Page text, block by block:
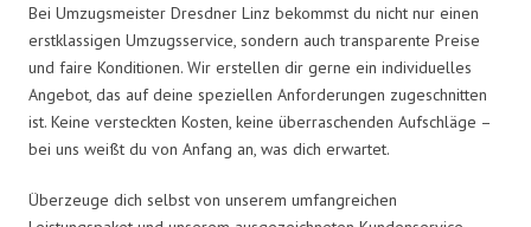
Bei Umzugsmeister Dresdner Linz bekommst du nicht nur einen
erstklassigen Umzugsservice, sondern auch transparente Preise
und faire Konditionen. Wir erstellen dir gerne ein individuelles
Angebot, das auf deine speziellen Anforderungen zugeschnitten
ist. Keine versteckten Kosten, keine überraschenden Aufschläge –
bei uns weißt du von Anfang an, was dich erwartet.
Überzeuge dich selbst von unserem umfangreichen